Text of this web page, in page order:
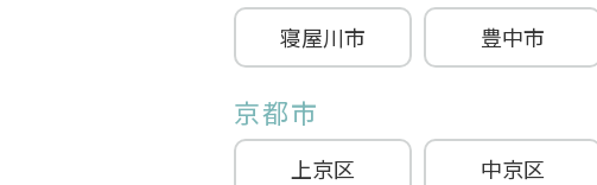
寝屋川市 豊中市
京都市
上京区 中京区